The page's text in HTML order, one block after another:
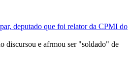
deputado que foi relator da CPMI do
discursou e afrmou ser "soldado" de